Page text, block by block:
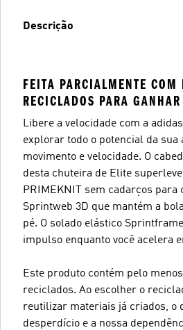
Descrição
FEITA PARCIALMENTE COM
RECICLADOS PARA
Libere a velocidade com a
explorar todo o potencial da sua
movimento e velocidade. O
desta chuteira de Elite
PRIMEKNIT sem cadarços para
Sprintweb 3D que mantém a
pé. O solado elástico
impulso enquanto você acelera
Este produto contém pelo
reciclados. Ao escolher o
reutilizar materiais já criados, o
desperdício e a nossa